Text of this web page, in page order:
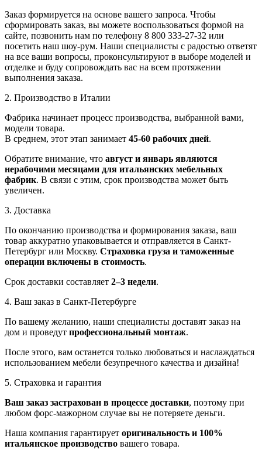
Заказ формируется на основе вашего запроса. Чтобы
сформировать заказ, вы можете воспользоваться формой на
сайте, позвонить нам по телефону 8 800 333-27-32 или
посетить наш шоу-рум. Наши специалисты с радостью ответят
на все ваши вопросы, проконсультируют в выборе моделей и
отделке и буду сопровождать вас на всем протяжении
выполнения заказа.
2. Производство в Италии
Фабрика начинает процесс производства, выбранной вами,
модели товара.
В среднем, этот этап занимает 45-60 рабочих дней.
Обратите внимание, что август и январь являются
нерабочими месяцами для итальянских мебельных
фабрик. В связи с этим, срок производства может быть
увеличен.
3. Доставка
По окончанию производства и формирования заказа, ваш
товар аккуратно упаковывается и отправляется в Санкт-
Петербург или Москву. Страховка груза и таможенные
операции включены в стоимость.
Срок доставки составляет 2–3 недели.
4. Ваш заказ в Санкт-Петербурге
По вашему желанию, наши специалисты доставят заказ на
дом и проведут профессиональный монтаж.
После этого, вам останется только любоваться и наслаждаться
использованием мебели безупречного качества и дизайна!
5. Страховка и гарантия
Ваш заказ застрахован в процессе доставки, поэтому при
любом форс-мажорном случае вы не потеряете деньги.
Наша компания гарантирует оригинальность и 100%
итальянское производство вашего товара.